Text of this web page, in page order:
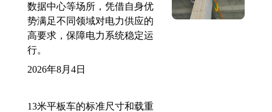
数据中心等场所，凭借自身优
势满足不同领域对电力供应的
高要求，保障电力系统稳定运
行。
2026年8月4日
13米平板车的标准尺寸和载重